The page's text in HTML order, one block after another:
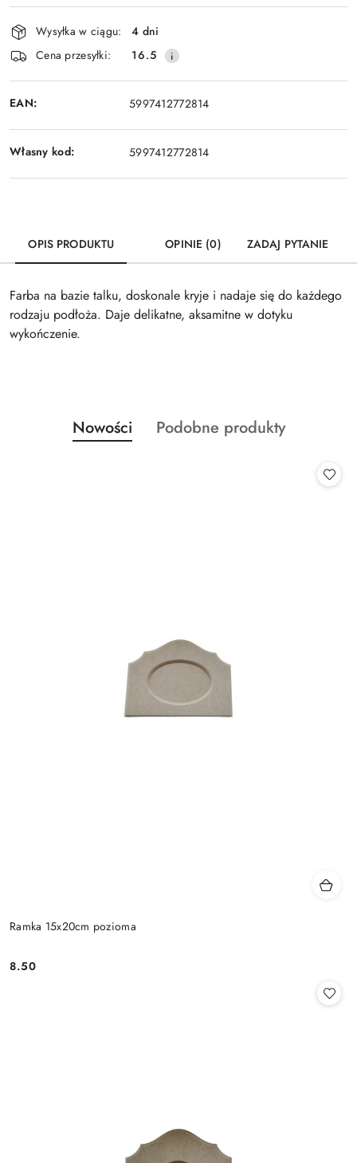
Dostępność
i
dostawa
Wysyłka w ciągu:
4 dni
Cena przesyłki:
16.5
EAN: 5997412772814
Własny kod: 5997412772814
OPIS PRODUKTU OPINIE (0) ZADAJ PYTANIE
Farba na bazie talku, doskonale kryje i nadaje się do każdego
rodzaju podłoża. Daje delikatne, aksamitne w dotyku
wykończenie.
Pomiń karuzelę produktów
Produkty
o
Nowości
Produkty
Podobne produkty
Ramka 15x20cm pozioma
Cena:
8.50